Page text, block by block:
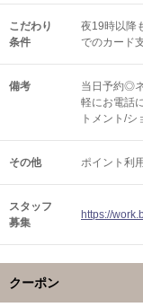
こだわり
条件
夜19時以降
でのカード
備考
当日予約◎
軽にお電話
トメント/シ
その他 ポイント利
スタッフ
募集
https://
クーポン